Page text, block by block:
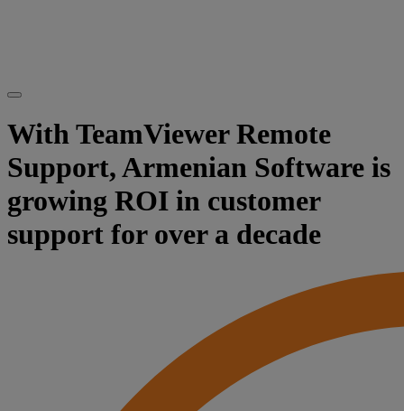
With TeamViewer Remote
Support, Armenian Software is
growing ROI in customer
support for over a decade